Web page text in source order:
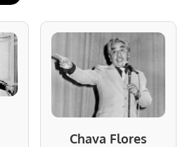
Chava Flores